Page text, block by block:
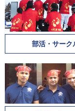
部活・サーク